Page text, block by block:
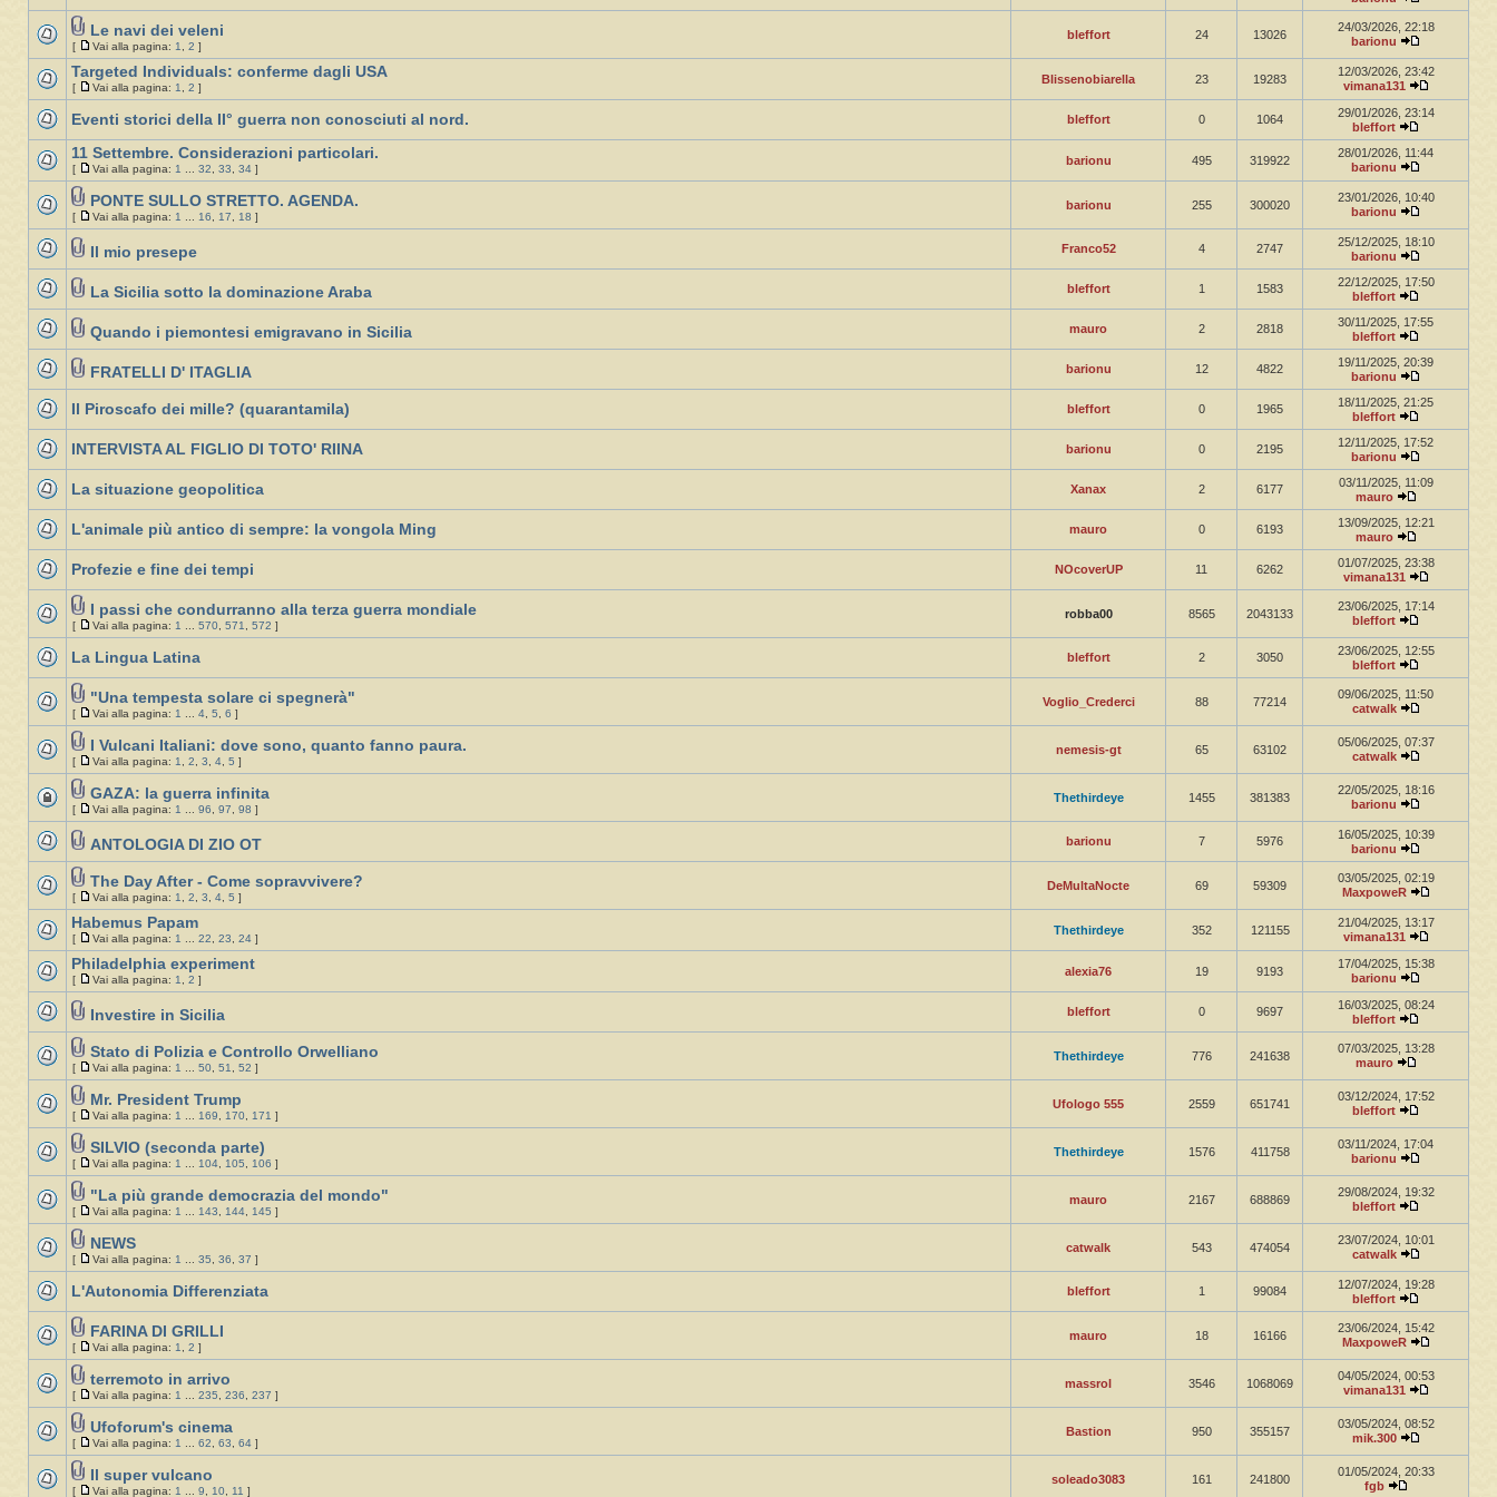
Le navi dei veleni
[ Vai alla pagina: 1, 2 ]
bleffort 24 13026
24/03/2026, 22:18
barionu
Targeted Individuals: conferme dagli USA
[ Vai alla pagina: 1, 2 ]
Blissenobiarella 23 19283
12/03/2026, 23:42
vimana131
Eventi storici della II° guerra non conosciuti al nord. bleffort 0 1064
29/01/2026, 23:14
bleffort
11 Settembre. Considerazioni particolari.
[ Vai alla pagina: 1 ... 32, 33, 34 ]
barionu 495 319922
28/01/2026, 11:44
barionu
PONTE SULLO STRETTO. AGENDA.
[ Vai alla pagina: 1 ... 16, 17, 18 ]
barionu 255 300020
23/01/2026, 10:40
barionu
Il mio presepe Franco52 4 2747
25/12/2025, 18:10
barionu
La Sicilia sotto la dominazione Araba bleffort 1 1583
22/12/2025, 17:50
bleffort
Quando i piemontesi emigravano in Sicilia mauro 2 2818
30/11/2025, 17:55
bleffort
FRATELLI D' ITAGLIA barionu 12 4822
19/11/2025, 20:39
barionu
Il Piroscafo dei mille? (quarantamila) bleffort 0 1965
18/11/2025, 21:25
bleffort
INTERVISTA AL FIGLIO DI TOTO' RIINA barionu 0 2195
12/11/2025, 17:52
barionu
La situazione geopolitica Xanax 2 6177
03/11/2025, 11:09
mauro
L'animale più antico di sempre: la vongola Ming mauro 0 6193
13/09/2025, 12:21
mauro
Profezie e fine dei tempi NOcoverUP 11 6262
01/07/2025, 23:38
vimana131
I passi che condurranno alla terza guerra mondiale
[ Vai alla pagina: 1 ... 570, 571, 572 ]
robba00 8565 2043133
23/06/2025, 17:14
bleffort
La Lingua Latina bleffort 2 3050
23/06/2025, 12:55
bleffort
"Una tempesta solare ci spegnerà"
[ Vai alla pagina: 1 ... 4, 5, 6 ]
Voglio_Crederci 88 77214
09/06/2025, 11:50
catwalk
I Vulcani Italiani: dove sono, quanto fanno paura.
[ Vai alla pagina: 1, 2, 3, 4, 5 ]
nemesis-gt 65 63102
05/06/2025, 07:37
catwalk
GAZA: la guerra infinita
[ Vai alla pagina: 1 ... 96, 97, 98 ]
Thethirdeye 1455 381383
22/05/2025, 18:16
barionu
ANTOLOGIA DI ZIO OT barionu 7 5976
16/05/2025, 10:39
barionu
The Day After - Come sopravvivere?
[ Vai alla pagina: 1, 2, 3, 4, 5 ]
DeMultaNocte 69 59309
03/05/2025, 02:19
MaxpoweR
Habemus Papam
[ Vai alla pagina: 1 ... 22, 23, 24 ]
Thethirdeye 352 121155
21/04/2025, 13:17
vimana131
Philadelphia experiment
[ Vai alla pagina: 1, 2 ]
alexia76 19 9193
17/04/2025, 15:38
barionu
Investire in Sicilia bleffort 0 9697
16/03/2025, 08:24
bleffort
Stato di Polizia e Controllo Orwelliano
[ Vai alla pagina: 1 ... 50, 51, 52 ]
Thethirdeye 776 241638
07/03/2025, 13:28
mauro
Mr. President Trump
[ Vai alla pagina: 1 ... 169, 170, 171 ]
Ufologo 555 2559 651741
03/12/2024, 17:52
bleffort
SILVIO (seconda parte)
[ Vai alla pagina: 1 ... 104, 105, 106 ]
Thethirdeye 1576 411758
03/11/2024, 17:04
barionu
"La più grande democrazia del mondo"
[ Vai alla pagina: 1 ... 143, 144, 145 ]
mauro 2167 688869
29/08/2024, 19:32
bleffort
NEWS
[ Vai alla pagina: 1 ... 35, 36, 37 ]
catwalk 543 474054
23/07/2024, 10:01
catwalk
L'Autonomia Differenziata bleffort 1 99084
12/07/2024, 19:28
bleffort
FARINA DI GRILLI
[ Vai alla pagina: 1, 2 ]
mauro 18 16166
23/06/2024, 15:42
MaxpoweR
terremoto in arrivo
[ Vai alla pagina: 1 ... 235, 236, 237 ]
massrol 3546 1068069
04/05/2024, 00:53
vimana131
Ufoforum's cinema
[ Vai alla pagina: 1 ... 62, 63, 64 ]
Bastion 950 355157
03/05/2024, 08:52
mik.300
Il super vulcano
[ Vai alla pagina: 1 ... 9, 10, 11 ]
soleado3083 161 241800
01/05/2024, 20:33
fgb